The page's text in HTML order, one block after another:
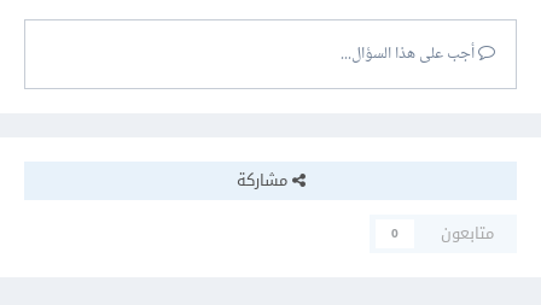
أجب على هذا السؤال...
مشاركة
متابعون
0